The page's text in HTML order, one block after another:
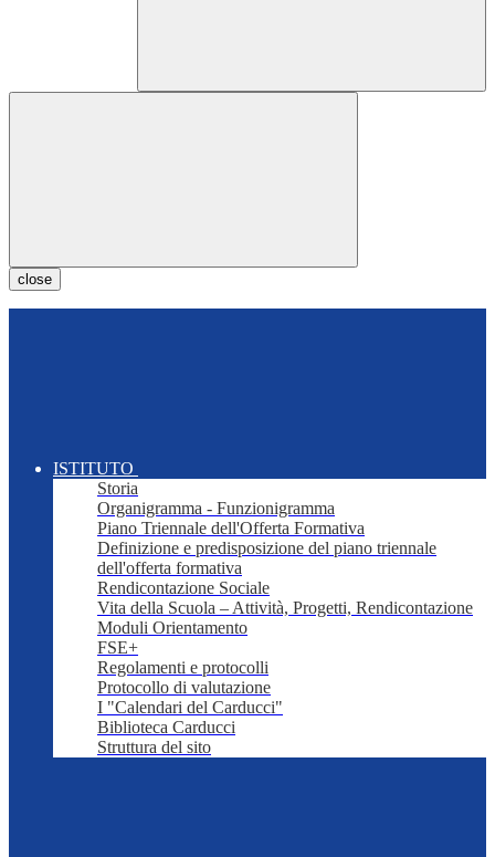
close
ISTITUTO
Storia
Organigramma - Funzionigramma
Piano Triennale dell'Offerta Formativa
Definizione e predisposizione del piano triennale
dell'offerta formativa
Rendicontazione Sociale
Vita della Scuola – Attività, Progetti, Rendicontazione
Moduli Orientamento
FSE+
Regolamenti e protocolli
Protocollo di valutazione
I "Calendari del Carducci"
Biblioteca Carducci
Struttura del sito